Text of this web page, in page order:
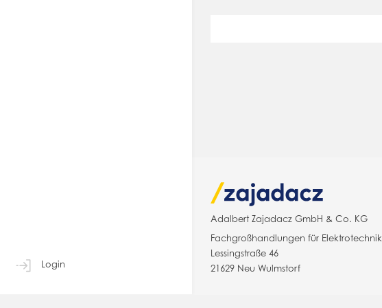
Login
Adalbert Zajadacz GmbH & Co. KG
Fachgroßhandlungen für Elektrotechnik
Lessingstraße 46
21629 Neu Wulmstorf